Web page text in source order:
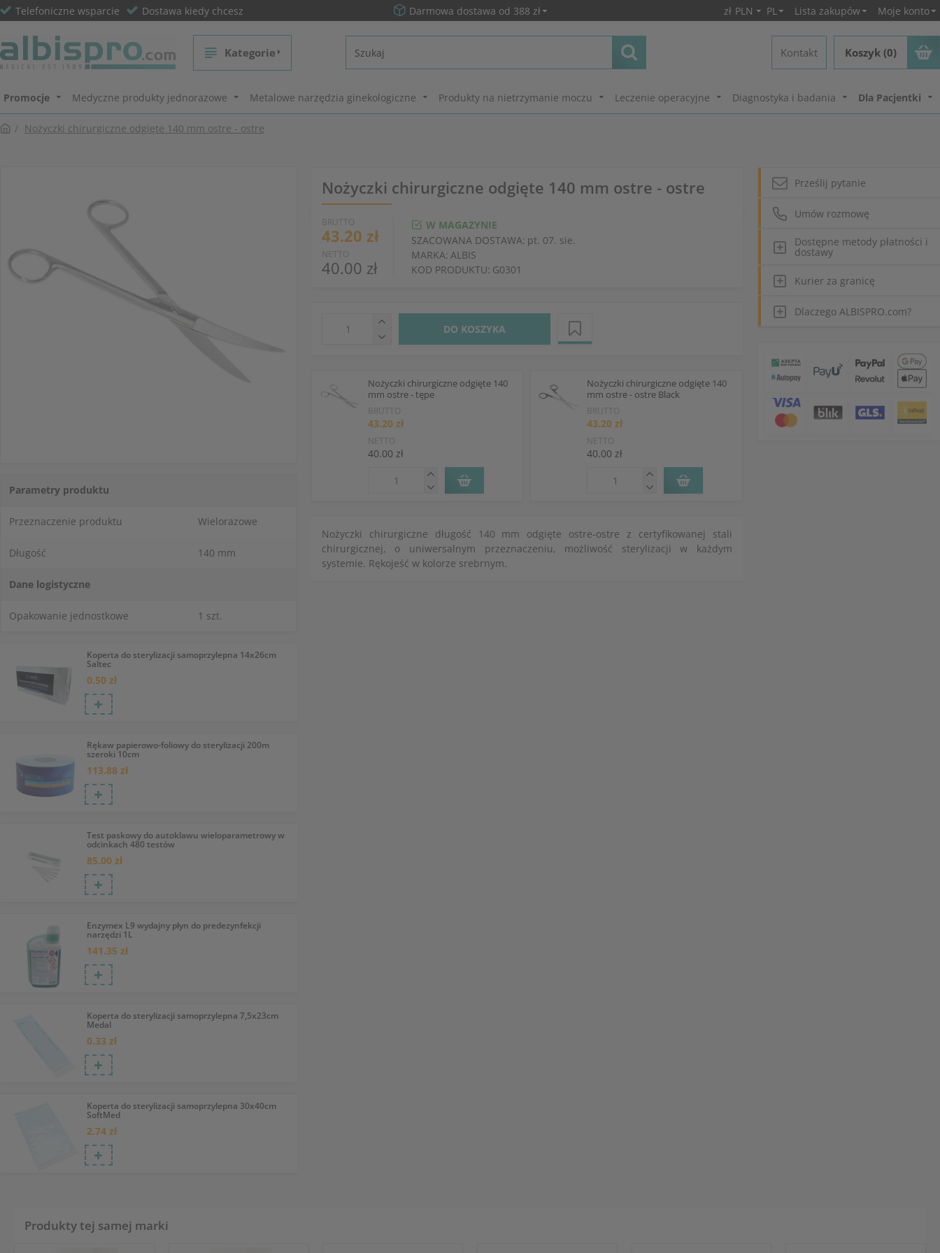
Telefoniczne wsparcie Dostawa kiedy chcesz Darmowa dostawa od 388 zł zł PLN PL Lista zakupów Moje konto
Kategorie Kontakt Koszyk (0)
Promocje Medyczne produkty jednorazowe Metalowe narzędzia ginekologiczne Produkty na nietrzymanie moczu Leczenie operacyjne Diagnostyka i badania Dla Pacjentki
Nożyczki chirurgiczne odgięte 140 mm ostre - ostre
Koperta do sterylizacji samoprzylepna 14x26cm
Saltec
0.50 zł
Rękaw papierowo-foliowy do sterylizacji 200m
szeroki 10cm
113.88 zł
Test paskowy do autoklawu wieloparametrowy w
odcinkach 480 testów
85.00 zł
Enzymex L9 wydajny płyn do predezynfekcji
narzędzi 1L
141.35 zł
Koperta do sterylizacji samoprzylepna 7,5x23cm
Medal
0.33 zł
Koperta do sterylizacji samoprzylepna 30x40cm
SoftMed
2.74 zł
Parametry produktu
Przeznaczenie produktu Wielorazowe
Długość 140 mm
Dane logistyczne
Opakowanie jednostkowe 1 szt.
Nożyczki chirurgiczne odgięte 140 mm ostre - ostre
BRUTTO
43.20 zł
NETTO
40.00 zł
W MAGAZYNIE
SZACOWANA DOSTAWA: pt. 07. sie.
MARKA: ALBIS
KOD PRODUKTU: G0301
DO KOSZYKA
Nożyczki chirurgiczne odgięte 140
mm ostre - tępe
BRUTTO
43.20 zł
NETTO
40.00 zł
Nożyczki chirurgiczne odgięte 140
mm ostre - ostre Black
BRUTTO
43.20 zł
NETTO
40.00 zł
Nożyczki chirurgiczne długość 140 mm odgięte ostre-ostre z certyfikowanej stali
chirurgicznej, o uniwersalnym przeznaczeniu, możliwość sterylizacji w każdym
systemie. Rękojeść w kolorze srebrnym.
Prześlij pytanie
Umów rozmowę
Dostępne metody płatności i
dostawy
Kurier za granicę
Dlaczego ALBISPRO.com?
Produkty tej samej marki